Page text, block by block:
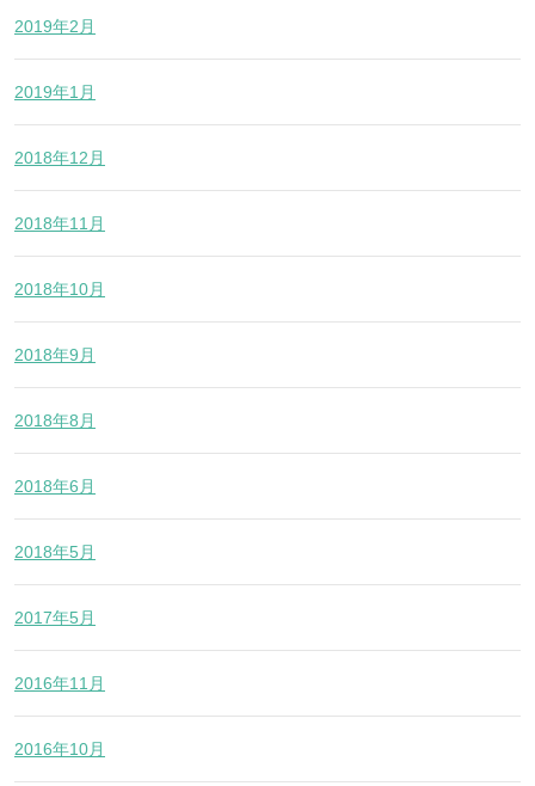
2019年2月
2019年1月
2018年12月
2018年11月
2018年10月
2018年9月
2018年8月
2018年6月
2018年5月
2017年5月
2016年11月
2016年10月